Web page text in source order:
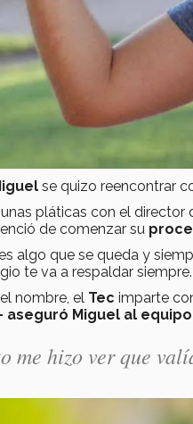
se quizo reencontrar
pláticas con el director
de comenzar su
algo que se queda y
te va a respaldar siempre.
nombre, el Tec imparte
aseguró Miguel al equipo
me hizo ver que